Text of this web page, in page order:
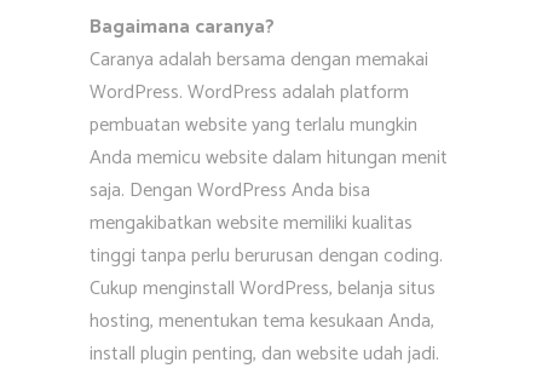
Bagaimana caranya?
Caranya adalah bersama dengan memakai
WordPress. WordPress adalah platform
pembuatan website yang terlalu mungkin
Anda memicu website dalam hitungan menit
saja. Dengan WordPress Anda bisa
mengakibatkan website memiliki kualitas
tinggi tanpa perlu berurusan dengan coding.
Cukup menginstall WordPress, belanja situs
hosting, menentukan tema kesukaan Anda,
install plugin penting, dan website udah jadi.